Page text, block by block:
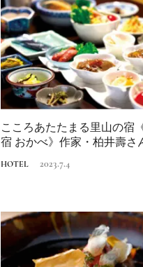
こころあたたまる里山の宿
宿 おかべ》作家・柏井壽さ
HOTEL 2023.7.4
「ワンダートランク」の
挑戦日本の地域を世界の
旅先へ！後編｜欧米の富
裕層に向けた“3つのチャ
レンジ”
INFORMATION 2025.6.19